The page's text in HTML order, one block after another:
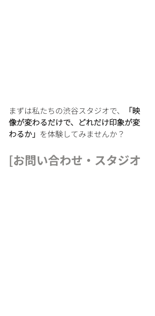
まずは私たちの渋谷スタジオで、
「映
像が変わるだけで、どれだけ印象が変
わるか」 を体験してみませんか？
[お問い合わせ・スタジオ